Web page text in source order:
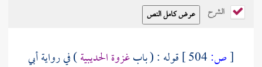
الشرح
[ص: قوله : ( بابغزوةالحديبية) في روايةأبي